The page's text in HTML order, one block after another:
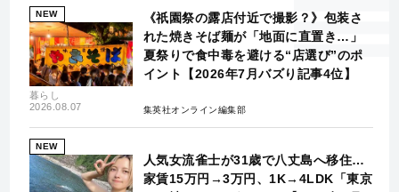
NEW
暮らし
2026.08.07
《祇園祭の露店付近で撮影？》包装さ
れた焼きそば麺が「地面に直置き…」
夏祭りで食中毒を避ける“店選び”のポ
イント【2026年7月バズり記事4位】
集英社オンライン編集部
NEW
人気女流雀士が31歳で八丈島へ移住…
家賃15万円→3万円、1K→4LDK「東京